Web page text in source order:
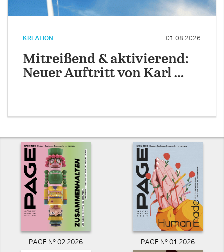
KREATION 01.08.2026
Mitreißend & aktivierend:
Neuer Auftritt von Karl …
PAGE N° 02 2026 PAGE N° 01 2026